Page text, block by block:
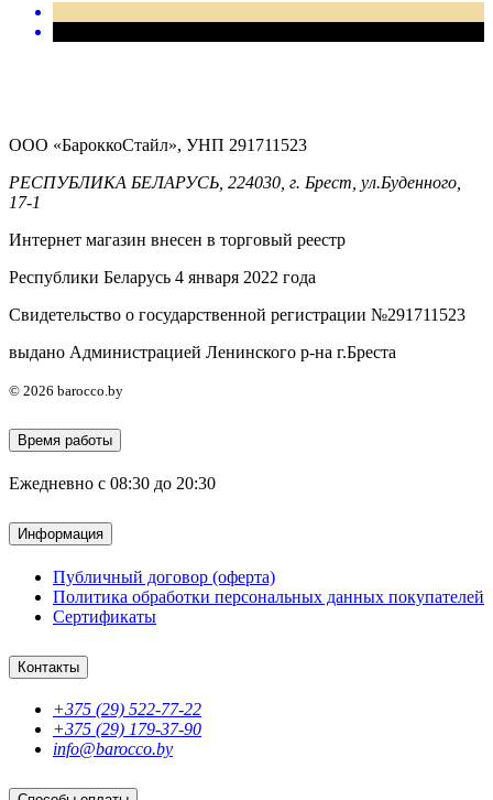
ООО «БароккоСтайл», УНП 291711523
РЕСПУБЛИКА БЕЛАРУСЬ, 224030, г. Брест, ул.Буденного,
17-1
Интернет магазин внесен в торговый реестр
Республики Беларусь 4 января 2022 года
Свидетельство о государственной регистрации №291711523
выдано Администрацией Ленинского р-на г.Бреста
© 2026 barocco.by
Время работы
Ежедневно с 08:30 до 20:30
Информация
Публичный договор (оферта)
Политика обработки персональных данных покупателей
Сертификаты
Контакты
+375 (29) 522-77-22
+375 (29) 179-37-90
info@barocco.by